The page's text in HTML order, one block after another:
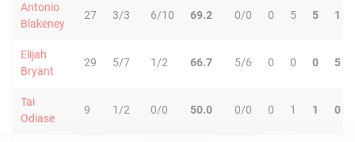
Antonio
Blakeney
27 3/3 6/10 69.2 0/0 0 5 5 1
Elijah
Bryant
29 5/7 1/2 66.7 5/6 0 0 0 5
Tai
Odiase
9 1/2 0/0 50.0 0/0 0 1 1 0